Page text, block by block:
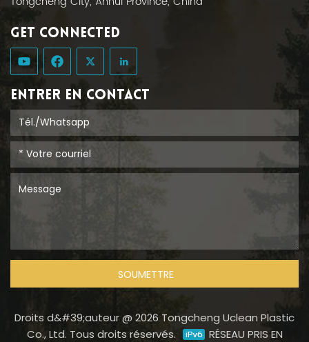
GET CONNECTED
ENTRER EN CONTACT
SOUMETTRE
Droits d&#39;auteur @ 2026 Tongcheng Uclean Plastic
Co., Ltd. Tous droits réservés.
RÉSEAU PRIS EN